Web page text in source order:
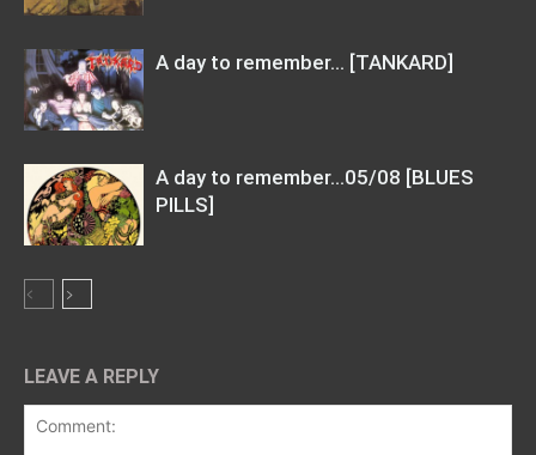
A day to remember… [TANKARD]
A day to remember…05/08 [BLUES
PILLS]
LEAVE A REPLY